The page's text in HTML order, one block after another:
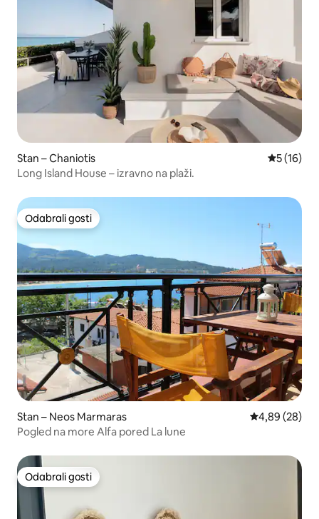
Stan – Chaniotis Prosječna
5 (16)
Long Island House – izravno na plaži.
Odabrali gosti
Odabrali gosti
Stan – Neos Marmaras Prosječna
4,89 (28)
Pogled na more Alfa pored La lune
Odabrali gosti
Odabrali gosti